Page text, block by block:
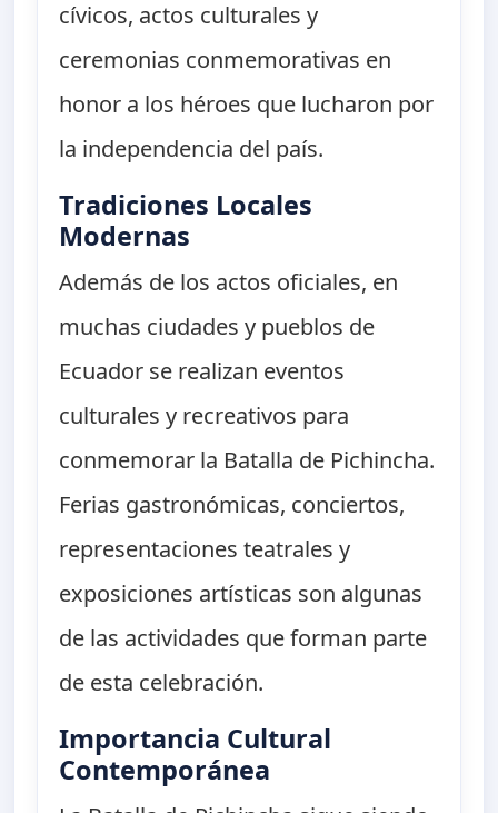
cívicos, actos culturales y
ceremonias conmemorativas en
honor a los héroes que lucharon por
la independencia del país.
Tradiciones Locales
Modernas
Además de los actos oficiales, en
muchas ciudades y pueblos de
Ecuador se realizan eventos
culturales y recreativos para
conmemorar la Batalla de Pichincha.
Ferias gastronómicas, conciertos,
representaciones teatrales y
exposiciones artísticas son algunas
de las actividades que forman parte
de esta celebración.
Importancia Cultural
Contemporánea